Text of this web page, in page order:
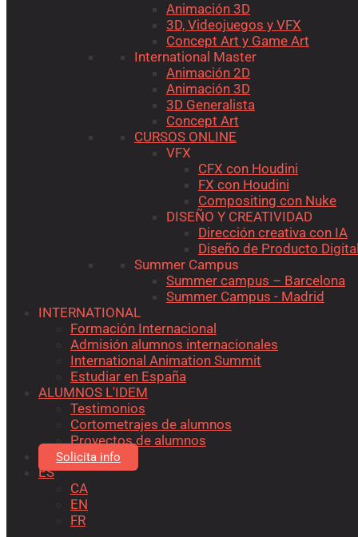
Animación 3D
3D, Videojuegos y VFX
Concept Art y Game Art
International Master
Animación 2D
Animación 3D
3D Generalista
Concept Art
CURSOS ONLINE
VFX
CFX con Houdini
FX con Houdini
Compositing con Nuke
DISEÑO Y CREATIVIDAD
Dirección creativa con IA
Diseño de Producto
Summer Campus
Summer campus – Barcelona
Summer Campus - Madrid
INTERNATIONAL
Formación Internacional
Admisión alumnos internacionales
International Animation Summit
Estudiar en España
ALUMNOS L'IDEM
Testimonios
Cortometrajes de alumnos
Proyectos de alumnos
Solicita info
ES
CA
EN
FR